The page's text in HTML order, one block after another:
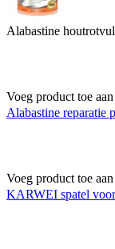
Alabastine
Voeg product toe aan
Alabastine reparatie
Voeg product toe aan
KARWEI spatel